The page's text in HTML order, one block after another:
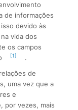
de informações
devido às
vida dos
os campos
[1]
.
de
uma vez que a
e
por vezes, mais